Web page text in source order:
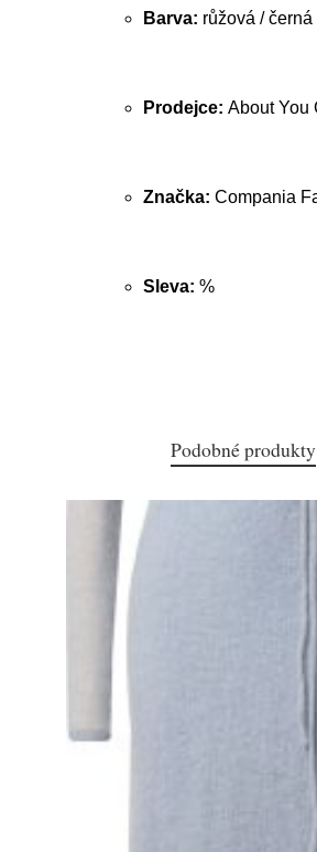
Barva: růžová / černá
Prodejce: About You
Značka: Compania
Sleva: %
Podobné produkty